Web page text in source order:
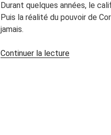
Durant quelques années, le
Puis la réalité du pouvoir de
jamais.
Continuer la lecturede